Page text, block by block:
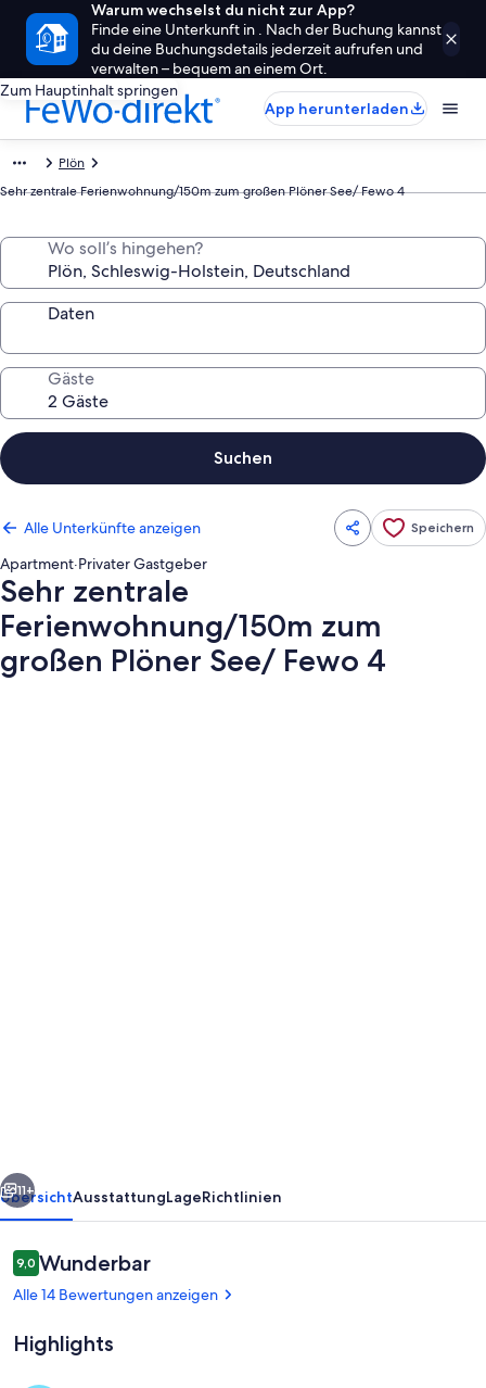
Warum wechselst du nicht zur App?
Finde eine Unterkunft in . Nach der Buchung kannst
du deine Buchungsdetails jederzeit aufrufen und
verwalten – bequem an einem Ort.
Zum Hauptinhalt springen
App herunterladen
Plön
Sehr zentrale Ferienwohnung/150m zum großen Plöner See/ Fewo 4
Wo soll’s hingehen?
Daten
Gäste
Suchen
Alle Unterkünfte anzeigen Speichern
Apartment·Privater Gastgeber
Sehr zentrale
Ferienwohnung/150m zum
großen Plöner See/ Fewo 4
See/
Fewo
4
Weiter
11+
ÜbersichtAusstattungLageRichtlinien
Bewertungen
9,09,0 von 10.
Wunderbar
Alle 14 Bewertungen anzeigen
Highlights